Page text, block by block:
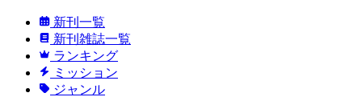
新刊一覧
新刊雑誌一覧
ランキング
ミッション
ジャンル